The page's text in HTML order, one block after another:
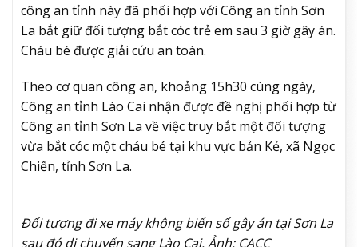
công an tỉnh này đã phối hợp với Công an tỉnh Sơn
La bắt giữ đối tượng bắt cóc trẻ em sau 3 giờ gây án.
Cháu bé được giải cứu an toàn.
Theo cơ quan công an, khoảng 15h30 cùng ngày,
Công an tỉnh Lào Cai nhận được đề nghị phối hợp từ
Công an tỉnh Sơn La về việc truy bắt một đối tượng
vừa bắt cóc một cháu bé tại khu vực bản Kẻ, xã Ngọc
Chiến, tỉnh Sơn La.
Đối tượng đi xe máy không biển số gây án tại Sơn La
sau đó di chuyển sang Lào Cai. Ảnh: CACC